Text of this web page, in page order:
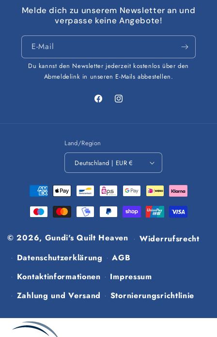
Melde dich zu unserem Newsletter an und
verpasse keine Angebote!
E-Mail
Du kannst den Newsletter jederzeit kostenlos über den
Abmeldelink in unseren E-Mails abbestellen.
FacebookInstagram
Land/Region
Deutschland | EUR €
Zahlungsmethoden
© 2026, Gundi's Quilt Heaven
Widerrufsrecht
Datenschutzerklärung
AGB
Kontaktinformationen
Impressum
Zahlung und Versand
Stornierungsrichtlinie